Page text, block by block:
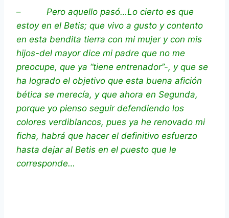
– Pero aquello pasó…Lo cierto es que
estoy en el Betis; que vivo a gusto y contento
en esta bendita tierra con mi mujer y con mis
hijos-del mayor dice mi padre que no me
preocupe, que ya “tiene entrenador”-, y que se
ha logrado el objetivo que esta buena afición
bética se merecía, y que ahora en Segunda,
porque yo pienso seguir defendiendo los
colores verdiblancos, pues ya he renovado mi
ficha, habrá que hacer el definitivo esfuerzo
hasta dejar al Betis en el puesto que le
corresponde…